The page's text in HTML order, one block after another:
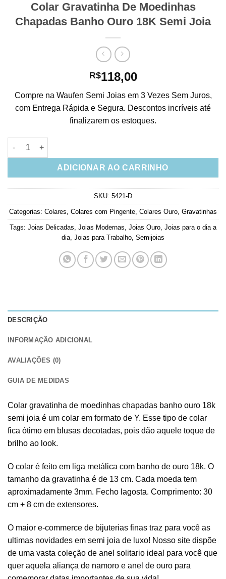
Colar Gravatinha De Moedinhas
Chapadas Banho Ouro 18K Semi Joia
R$118,00
Compre na Waufen Semi Joias em 3 Vezes Sem Juros,
com Entrega Rápida e Segura. Descontos incríveis até
finalizarem os estoques.
Colar Gravatinha De Moedinhas Chapadas Banho Ouro 18K
ADICIONAR AO CARRINHO
SKU: 5421-D
Categorias: Colares Colares com Pingente Colares Ouro Gravatinhas
Tags: Joias Delicadas Joias Modernas Joias Ouro Joias para o dia a
dia Joias para Trabalho Semijoias
DESCRIÇÃO
INFORMAÇÃO ADICIONAL
AVALIAÇÕES (0)
GUIA DE MEDIDAS
Colar gravatinha de moedinhas chapadas banho ouro 18k
semi joia é um colar em formato de Y. Esse tipo de colar
fica ótimo em blusas decotadas, pois dão aquele toque de
brilho ao look.
O colar é feito em liga metálica com banho de ouro 18k. O
tamanho da gravatinha é de 13 cm. Cada moeda tem
aproximadamente 3mm. Fecho lagosta. Comprimento: 30
cm + 8 cm de extensores.
O maior e-commerce de bijuterias finas traz para você as
ultimas novidades em semi joia de luxo! Nosso site dispõe
de uma vasta coleção de anel solitario ideal para você que
quer aquela aliança de namoro e anel de ouro para